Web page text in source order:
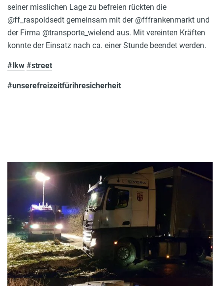
seiner misslichen Lage zu befreien rückten die
@ff_raspoldsedt gemeinsam mit der @fffrankenmarkt und
der Firma @transporte_wielend aus. Mit vereinten Kräften
konnte der Einsatz nach ca. einer Stunde beendet werden.
#lkw #street
#unserefreizeitfürihresicherheit